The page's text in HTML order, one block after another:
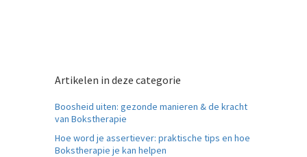
Artikelen in deze categorie
Boosheid uiten: gezonde manieren & de kracht
van Bokstherapie
Hoe word je assertiever: praktische tips en hoe
Bokstherapie je kan helpen